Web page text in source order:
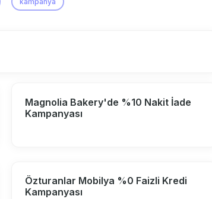
Magnolia Bakery'de %10 Nakit İade
Kampanyası
Özturanlar Mobilya %0 Faizli Kredi
Kampanyası